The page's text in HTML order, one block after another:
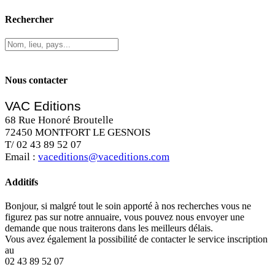
Rechercher
Nous contacter
VAC Editions
68 Rue Honoré Broutelle
72450 MONTFORT LE GESNOIS
T/ 02 43 89 52 07
Email : vaceditions@vaceditions.com
Additifs
Bonjour, si malgré tout le soin apporté à nos recherches vous ne
figurez pas sur notre annuaire, vous pouvez nous envoyer une
demande que nous traiterons dans les meilleurs délais.
Vous avez également la possibilité de contacter le service inscription
au
02 43 89 52 07